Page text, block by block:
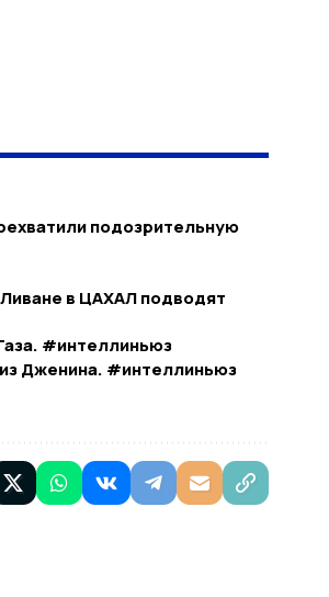
подозрительную
в ЦАХАЛ подводят
#интеллиньюз
Дженина. #интеллиньюз​